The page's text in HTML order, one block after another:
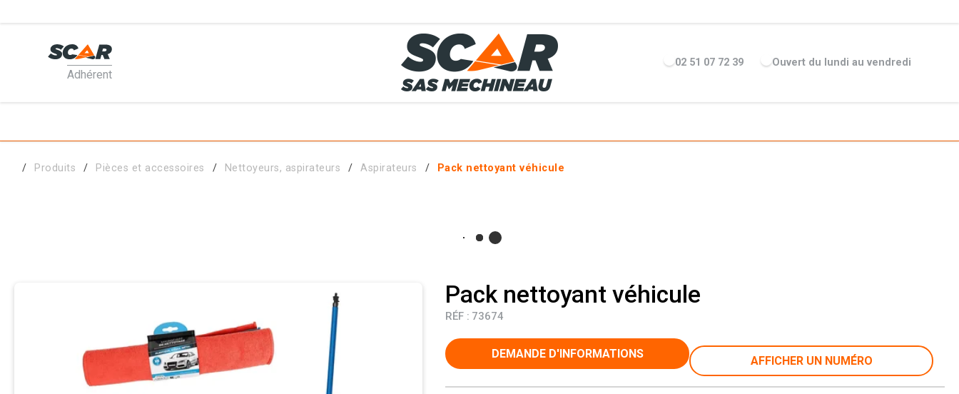
Adhérent
02 51 07 72 39 Ouvert du lundi au vendredi
Produits Pièces et accessoires Nettoyeurs, aspirateurs Aspirateurs Pack nettoyant véhicule
Pack nettoyant véhicule
RÉF : 73674
DEMANDE D'INFORMATIONS
AFFICHER UN NUMÉRO